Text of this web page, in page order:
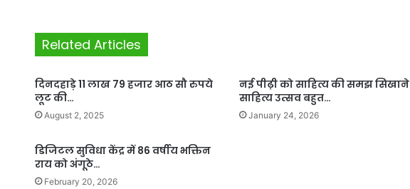
Related Articles
दिनदहाड़े 11 लाख 79 हजार आठ सौ रुपये
लूट की…
August 2, 2025
नई पीढ़ी को साहित्य की समझ सिखाने
साहित्य उत्सव बहुत…
January 24, 2026
डिजिटल सुविधा केंद्र में 86 वर्षीय भक्तिन
राय को अंगूठे…
February 20, 2026